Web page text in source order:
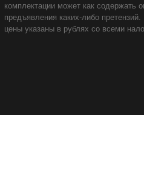
комплектации может как содержать
предъявления каких-либо
цены указаны в рублях со всеми